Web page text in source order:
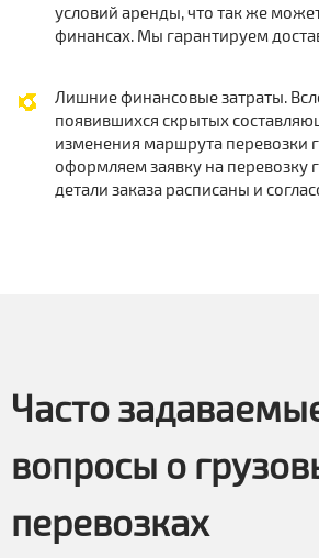
условий аренды, что так же
финансах. Мы гарантируем
Лишние финансовые затраты.
появившихся скрытых
изменения маршрута перевозки
оформляем заявку на перевозку
детали заказа расписаны и
Часто
вопросы о
перевозках